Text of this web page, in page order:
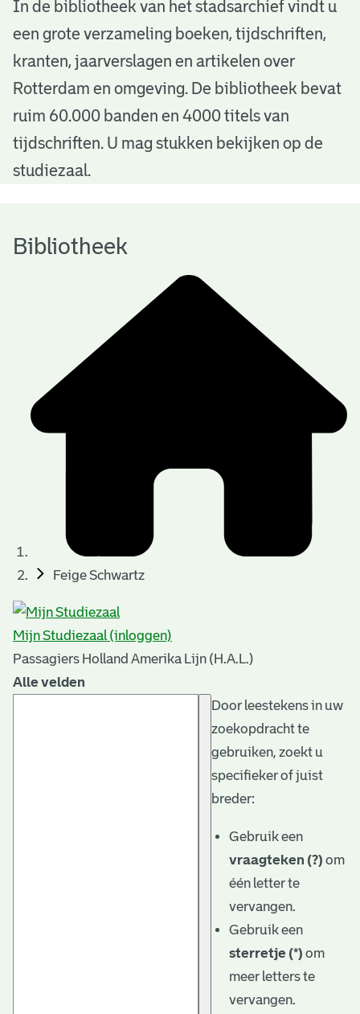
B
b
o
h
In de bibliotheek van het stadsarchief vindt u
een grote verzameling boeken, tijdschriften,
kranten, jaarverslagen en artikelen over
Rotterdam en omgeving. De bibliotheek bevat
ruim 60.000 banden en 4000 titels van
tijdschriften. U mag stukken bekijken op de
studiezaal.
Bibliotheek
Feige Schwartz
Mijn Studiezaal (inloggen)
Passagiers Holland Amerika Lijn (H.A.L.)
Alle velden
Door leestekens in uw
zoekopdracht te
gebruiken, zoekt u
specifieker of juist
breder:
Gebruik een
vraagteken (?) om
één letter te
vervangen.
Gebruik een
sterretje (*) om
meer letters te
vervangen.